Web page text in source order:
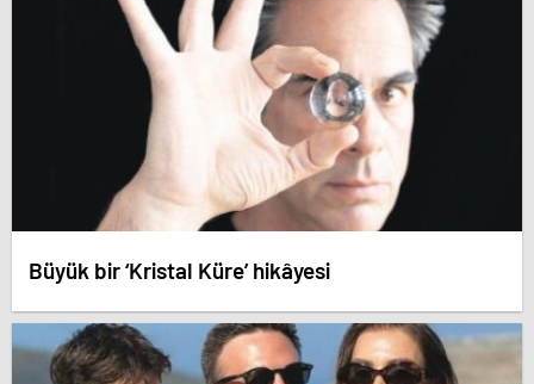
Büyük bir ‘Kristal Küre’ hikâyesi